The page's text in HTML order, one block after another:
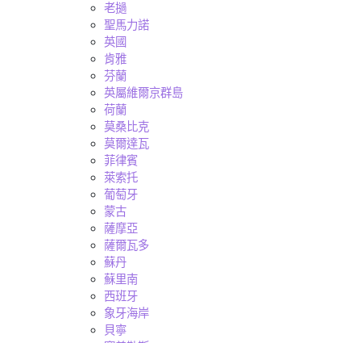
老撾
聖馬力諾
英國
肯雅
芬蘭
英屬維爾京群島
荷蘭
莫桑比克
莫爾達瓦
菲律賓
萊索托
葡萄牙
蒙古
薩摩亞
薩爾瓦多
蘇丹
蘇里南
西班牙
象牙海岸
貝寧